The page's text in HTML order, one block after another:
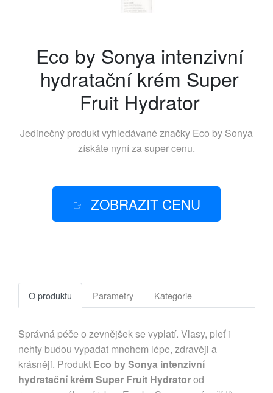
Eco by Sonya intenzivní
hydratační krém Super
Fruit Hydrator
Jedinečný produkt vyhledávané značky Eco by Sonya
získáte nyní za super cenu.
ZOBRAZIT CENU
O produktu Parametry Kategorie
Správná péče o zevnějšek se vyplatí. Vlasy, pleť i
nehty budou vypadat mnohem lépe, zdravěji a
krásněji. Produkt Eco by Sonya intenzivní
hydratační krém Super Fruit Hydratorod